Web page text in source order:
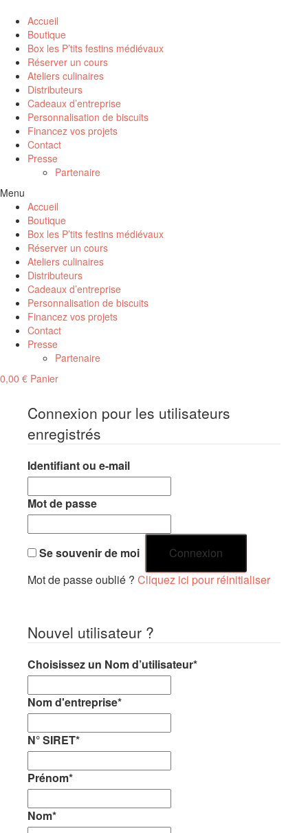
Accueil
Boutique
Box les P’tits festins médiévaux
Réserver un cours
Ateliers culinaires
Distributeurs
Cadeaux d’entreprise
Personnalisation de biscuits
Financez vos projets
Contact
Presse
Partenaire
Menu
Accueil
Boutique
Box les P’tits festins médiévaux
Réserver un cours
Ateliers culinaires
Distributeurs
Cadeaux d’entreprise
Personnalisation de biscuits
Financez vos projets
Contact
Presse
Partenaire
0,00 € Panier
Connexion pour les utilisateurs
enregistrés
Identifiant ou e-mail
Mot de passe
Se souvenir de moi
Mot de passe oublié ? Cliquez ici pour réinitialiser
Nouvel utilisateur ?
Choisissez un Nom d’utilisateur*
Nom d'entreprise*
N° SIRET*
Prénom*
Nom*